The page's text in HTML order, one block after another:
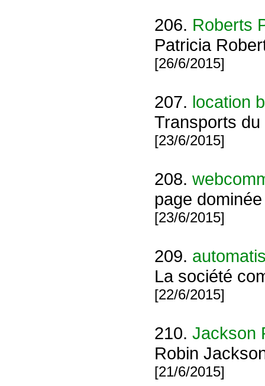
206. Roberts
Patricia
[26/6/2015]
207. location
Transports
[23/6/2015]
208.
page
[23/6/2015]
209.
La société
[22/6/2015]
210. Jackson
Robin
[21/6/2015]